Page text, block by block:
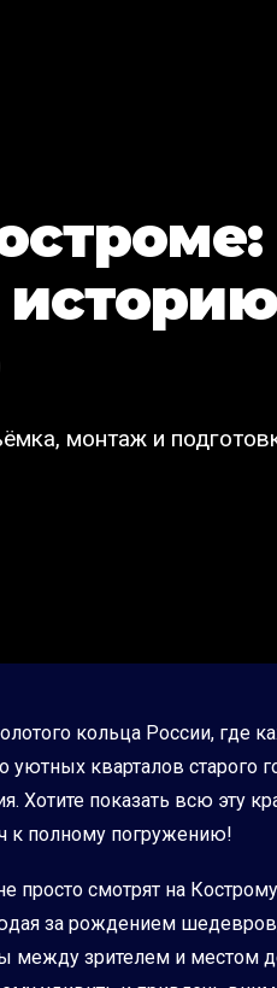
монтаж и
кольца России,
уютных кварталов
Хотите показать всю эту
к полному погружению!
просто смотрят на
за рождением
зрителем и местом